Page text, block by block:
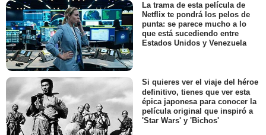
La trama de esta película de
Netflix te pondrá los pelos de
punta: se parece mucho a lo
que está sucediendo entre
Estados Unidos y Venezuela
Si quieres ver el viaje del héroe
definitivo, tienes que ver esta
épica japonesa para conocer la
película original que inspiró a
'Star Wars' y 'Bichos'